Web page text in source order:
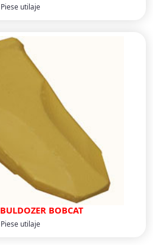
Piese utilaje
BOBCAT
Piese utilaje